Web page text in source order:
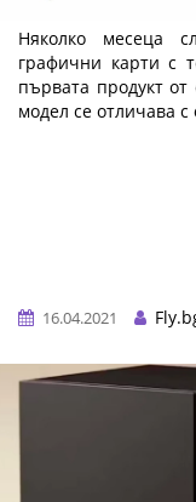
MSI официално
Няколко месеца
графични карти с
първата продукт
модел се отличава
16.04.2021